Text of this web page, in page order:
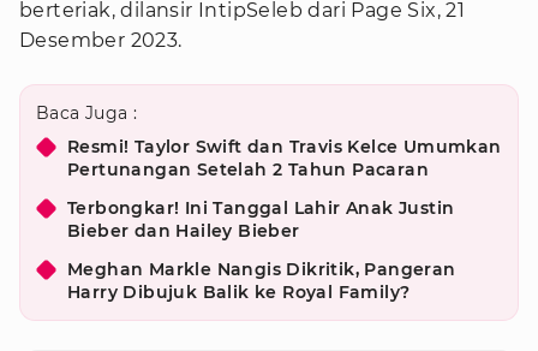
berteriak, dilansir IntipSeleb dari Page Six, 21
Desember 2023.
Baca Juga :
Resmi! Taylor Swift dan Travis Kelce Umumkan
Pertunangan Setelah 2 Tahun Pacaran
Terbongkar! Ini Tanggal Lahir Anak Justin
Bieber dan Hailey Bieber
Meghan Markle Nangis Dikritik, Pangeran
Harry Dibujuk Balik ke Royal Family?